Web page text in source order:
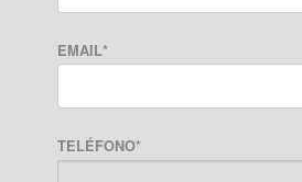
EMAIL*
TELÉFONO*